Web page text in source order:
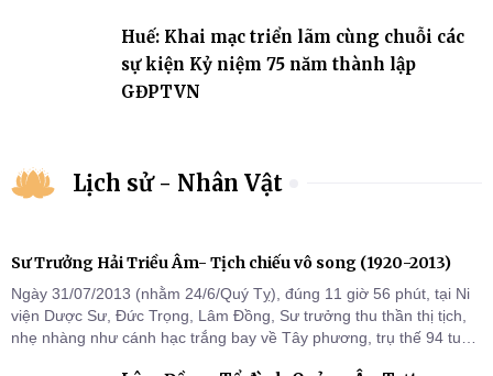
Huế: Khai mạc triển lãm cùng chuỗi các
sự kiện Kỷ niệm 75 năm thành lập
GĐPTVN
Lịch sử - Nhân Vật
Sư Trưởng Hải Triều Âm- Tịch chiếu vô song (1920-2013)
Ngày 31/07/2013 (nhằm 24/6/Quý Tỵ), đúng 11 giờ 56 phút, tại Ni
viện Dược Sư, Đức Trọng, Lâm Đồng, Sư trưởng thu thần thị tịch,
nhẹ nhàng như cánh hạc trắng bay về Tây phương, trụ thế 94 tuổi